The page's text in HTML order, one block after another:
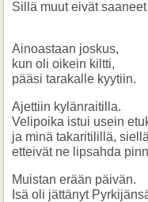
Sillä muut eivät
Ainoastaan joskus,
kun oli oikein kiltti,
pääsi tarakalle kyytiin.
Ajettiin kylänraitilla.
Velipoika istui usein
ja minä takaritilillä,
etteivät ne lipsahda
Muistan erään päivän.
Isä oli jättänyt